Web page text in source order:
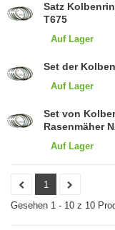
Satz
T675
Auf Lager
Set der
Auf Lager
Set von
Rasenmäher
Auf Lager
1
Gesehen 1 - 10 z 10